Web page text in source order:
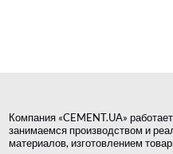
Компания «CEMENT.UA»
занимаемся производством и
материалов, изготовлением